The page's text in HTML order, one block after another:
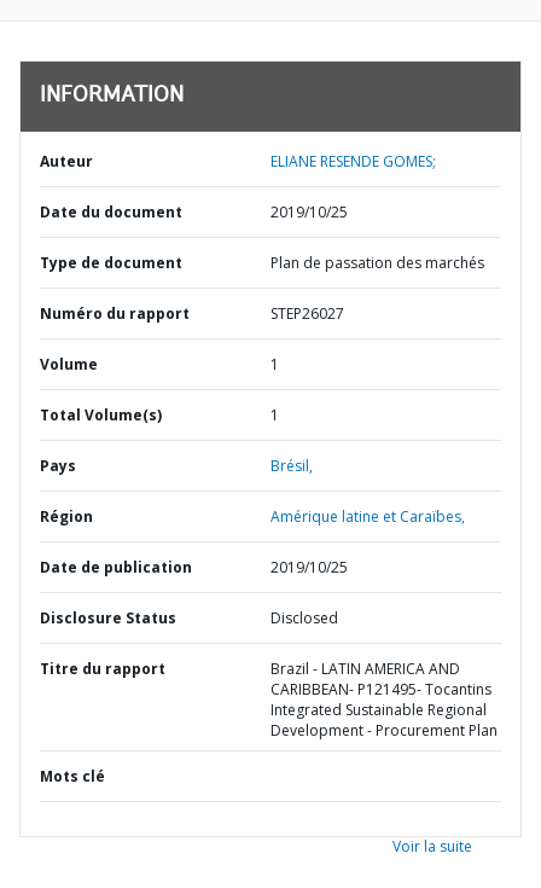
INFORMATION
Auteur ELIANE RESENDE GOMES;
Date du document 2019/10/25
Type de document Plan de passation des marchés
Numéro du rapport STEP26027
Volume 1
Total Volume(s) 1
Pays Brésil,
Région Amérique latine et Caraïbes,
Date de publication 2019/10/25
Disclosure Status Disclosed
Titre du rapport
Brazil - LATIN AMERICA AND
CARIBBEAN- P121495- Tocantins
Integrated Sustainable Regional
Development - Procurement Plan
Mots clé
Voir la suite